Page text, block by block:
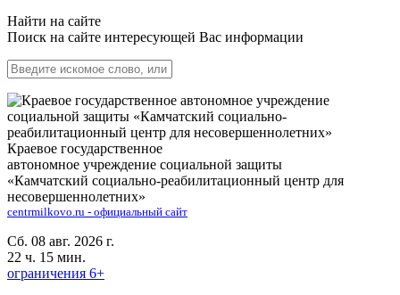
Найти на сайте
Поиск на сайте интересующей Вас информации
Краевое государственное
автономное учреждение социальной защиты
«Камчатский социально-реабилитационный центр для
несовершеннолетних»
centrmilkovo.ru - официальный сайт
Сб. 08 авг. 2026 г.
22 ч. 15 мин.
ограничения 6+